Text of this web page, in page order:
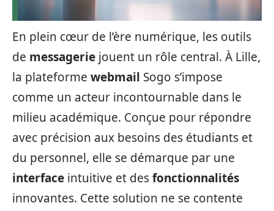
En plein cœur de l’ère numérique, les outils
de messagerie jouent un rôle central. À Lille,
la plateforme webmail Sogo s’impose
comme un acteur incontournable dans le
milieu académique. Conçue pour répondre
avec précision aux besoins des étudiants et
du personnel, elle se démarque par une
interface intuitive et desfonctionnalités
innovantes. Cette solution ne se contente